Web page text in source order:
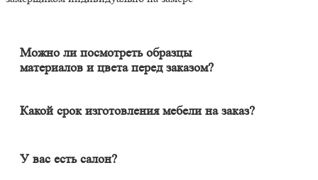
Можно ли посмотреть образцы
материалов и цвета перед заказом?
месте в собственном освещении увидеть, как будут выглядеть
Какой срок изготовления мебели на заказ?
среднем цикл производства большей части изделий составляет
У вас есть салон?